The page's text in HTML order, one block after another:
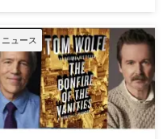
ている。また、4人のキャストが
新たに加わることも明らかになっ
た。英BBCなど複数のメディアが
伝えている。 これまでで最も衝
撃的な事件に巻き込まれるベルジ
ュラック 1981年から1991年にか
けて英BBCで放送されたジョン・
ニュース